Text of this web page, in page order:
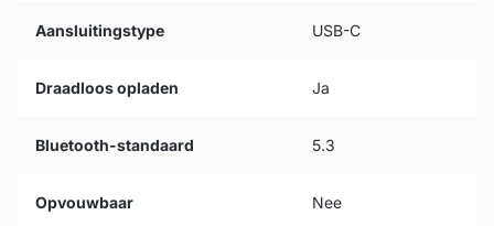
Aansluitingstype USB-C
Draadloos opladen Ja
Bluetooth-standaard 5.3
Opvouwbaar Nee